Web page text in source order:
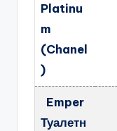
Platinu
m
(Chanel
)
Emper
Туалетн